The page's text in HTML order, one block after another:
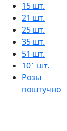
15 шт.
21 шт.
25 шт.
35 шт.
51 шт.
101 шт.
Розы
поштучно